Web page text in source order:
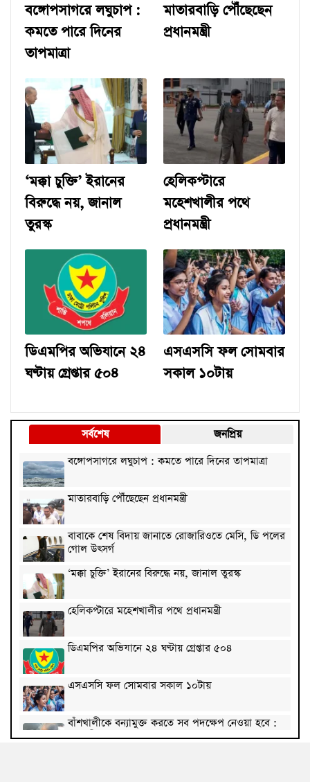
বঙ্গোপসাগরে লঘুচাপ :
কমতে পারে দিনের
তাপমাত্রা
মাতারবাড়ি পৌঁছেছেন
প্রধানমন্ত্রী
‘মক্কা চুক্তি’ ইরানের
বিরুদ্ধে নয়, জানাল
তুরস্ক
হেলিকপ্টারে
মহেশখালীর পথে
প্রধানমন্ত্রী
ডিএমপির অভিযানে ২৪
ঘণ্টায় গ্রেপ্তার ৫০৪
এসএসসি ফল সোমবার
সকাল ১০টায়
সর্বশেষ
জনপ্রিয়
বঙ্গোপসাগরে লঘুচাপ : কমতে পারে দিনের তাপমাত্রা
মাতারবাড়ি পৌঁছেছেন প্রধানমন্ত্রী
বাবাকে শেষ বিদায় জানাতে রোজারিওতে মেসি, ডি পলের
গোল উৎসর্গ
‘মক্কা চুক্তি’ ইরানের বিরুদ্ধে নয়, জানাল তুরস্ক
হেলিকপ্টারে মহেশখালীর পথে প্রধানমন্ত্রী
ডিএমপির অভিযানে ২৪ ঘণ্টায় গ্রেপ্তার ৫০৪
এসএসসি ফল সোমবার সকাল ১০টায়
বাঁশখালীকে বন্যামুক্ত করতে সব পদক্ষেপ নেওয়া হবে :
ত্রাণমন্ত্রী